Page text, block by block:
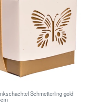
Schmetterling gold